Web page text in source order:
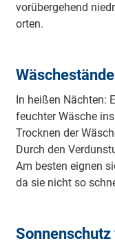
vorübergehend
orten.
In heißen Nächten:
feuchter Wäsche
Trocknen der
Durch den
Am besten eignen
da sie nicht so
Sonnenschutz